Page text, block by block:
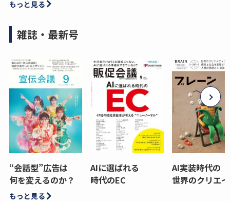
もっと見る
雑誌・最新号
“会話型”広告は
何を変えるのか？
AIに選ばれる
時代のEC
AI実装時代の
世界のクリエ
もっと見る